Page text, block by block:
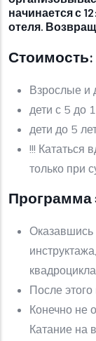
начинается с
отеля.
Стоимость:
Взрослые и
дети с 5 до
дети до 5
!!! Кататься
только при
Программа
Оказавшись
После этого
Конечно не
Катание на